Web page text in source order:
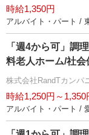
時給1,350円
アルバイト・パート /
「週4から可」調
料老人ホーム/社会
株式会社RandTカンパ
時給1,250円～1,350
アルバイト・パート /